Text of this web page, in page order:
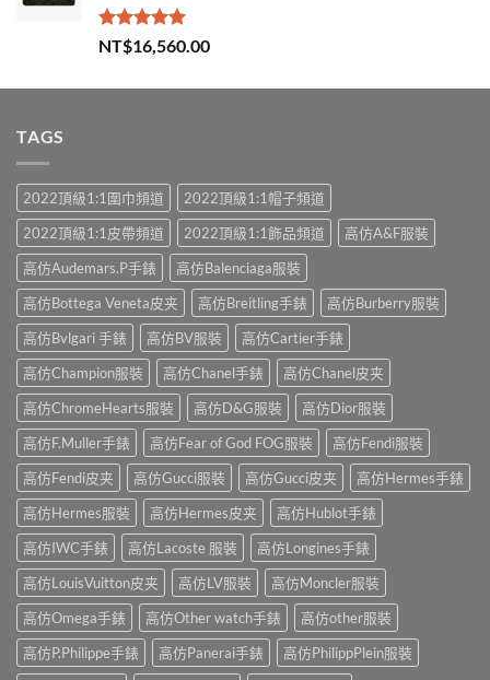
評分5.00
滿分 5
NT$16,560.00
TAGS
2022頂級1:1圍巾頻道
2022頂級1:1帽子頻道
2022頂級1:1皮帶頻道
2022頂級1:1飾品頻道
高仿A&F服裝
高仿Audemars.P手錶
高仿Balenciaga服裝
高仿Bottega Veneta皮夹
高仿Breitling手錶
高仿Burberry服裝
高仿Bvlgari 手錶
高仿BV服裝
高仿Cartier手錶
高仿Champion服裝
高仿Chanel手錶
高仿Chanel皮夹
高仿ChromeHearts服裝
高仿D&G服裝
高仿Dior服裝
高仿F.Muller手錶
高仿Fear of God FOG服裝
高仿Fendi服裝
高仿Fendi皮夹
高仿Gucci服裝 高仿Gucci皮夹
高仿Hermes手錶
高仿Hermes服裝
高仿Hermes皮夹
高仿Hublot手錶
高仿IWC手錶
高仿Lacoste 服裝
高仿Longines手錶
高仿LouisVuitton皮夹
高仿LV服裝
高仿Moncler服裝
高仿Omega手錶
高仿Other watch手錶
高仿other服裝
高仿P.Philippe手錶
高仿Panerai手錶
高仿PhilippPlein服裝